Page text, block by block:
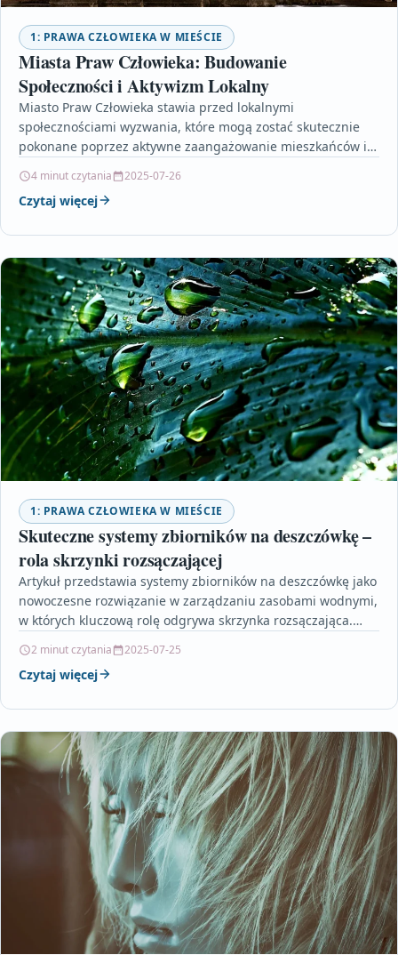
1: PRAWA CZŁOWIEKA W MIEŚCIE
Miasta Praw Człowieka: Budowanie
Społeczności i Aktywizm Lokalny
Miasto Praw Człowieka stawia przed lokalnymi
społecznościami wyzwania, które mogą zostać skutecznie
pokonane poprzez aktywne zaangażowanie mieszkańców i
społecznych,…
4 minut czytania 2025-07-26
Czytaj więcej
1: PRAWA CZŁOWIEKA W MIEŚCIE
Skuteczne systemy zbiorników na deszczówkę –
rola skrzynki rozsączającej
Artykuł przedstawia systemy zbiorników na deszczówkę jako
nowoczesne rozwiązanie w zarządzaniu zasobami wodnymi,
w których kluczową rolę odgrywa skrzynka rozsączająca.
2 minut czytania 2025-07-25
Czytaj więcej